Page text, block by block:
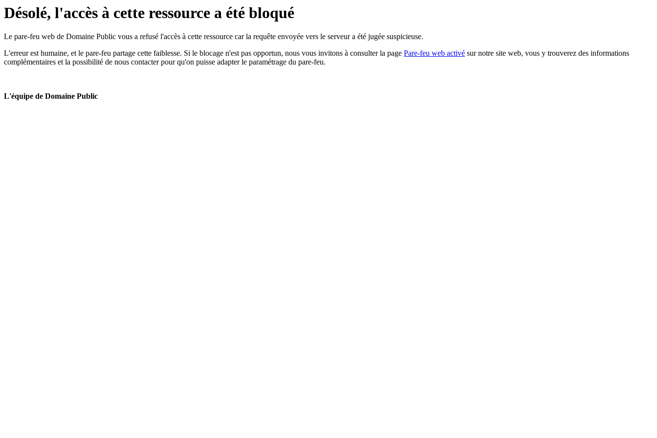
Désolé, l'accès à cette ressource a été bloqué
Le pare-feu web de Domaine Public vous a refusé l'accès à cette ressource car la requête envoyée vers le serveur a été jugée suspicieuse.
L'erreur est humaine, et le pare-feu partage cette faiblesse. Si le blocage n'est pas opportun, nous vous invitons à consulter la page Pare-feu web activé sur notre site web, vous y trouverez des informations
complémentaires et la possibilité de nous contacter pour qu'on puisse adapter le paramétrage du pare-feu.
L'équipe de Domaine Public